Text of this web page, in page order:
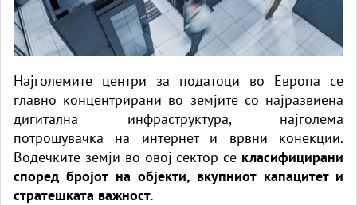
Најголемите центри за податоци во Европа се
главно концентрирани во земјите со најразвиена
дигитална инфраструктура, најголема
потрошувачка на интернет и врвни конекции.
Водечките земји во овој сектор се класифицирани
според бројот на објекти, вкупниот капацитет и
стратешката важност.